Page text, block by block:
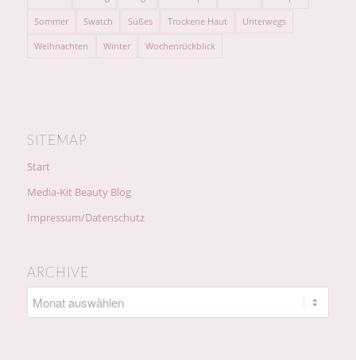
Sommer Swatch Süßes Trockene Haut Unterwegs
Weihnachten Winter Wochenrückblick
SITEMAP
Start
Media-Kit Beauty Blog
Impressum/Datenschutz
ARCHIVE